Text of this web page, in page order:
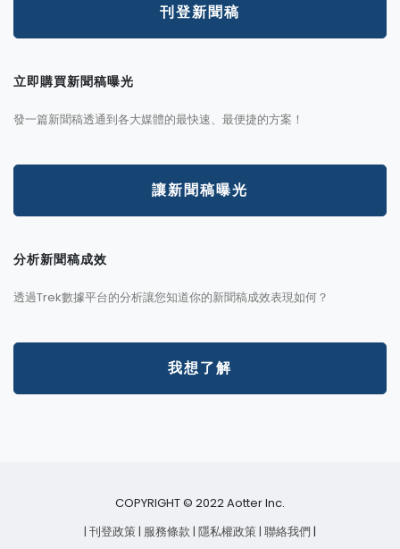
刊登新聞稿
立即購買新聞稿曝光
發一篇新聞稿透通到各大媒體的最快速、最便捷的方案！
讓新聞稿曝光
分析新聞稿成效
透過Trek數據平台的分析讓您知道你的新聞稿成效表現如何？
我想了解
COPYRIGHT © 2022 Aotter Inc.
| 刊登政策| 服務條款 | 隱私權政策| 聯絡我們 |